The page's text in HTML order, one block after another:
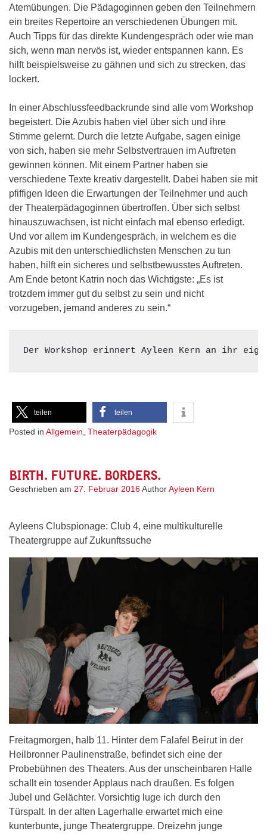
Atemübungen. Die Pädagoginnen geben den Teilnehmern
ein breites Repertoire an verschiedenen Übungen mit.
Auch Tipps für das direkte Kundengespräch oder wie man
sich, wenn man nervös ist, wieder entspannen kann. Es
hilft beispielsweise zu gähnen und sich zu strecken, das
lockert.
In einer Abschlussfeedbackrunde sind alle vom Workshop
begeistert. Die Azubis haben viel über sich und ihre
Stimme gelernt. Durch die letzte Aufgabe, sagen einige
von sich, haben sie mehr Selbstvertrauen im Auftreten
gewinnen können. Mit einem Partner haben sie
verschiedene Texte kreativ dargestellt. Dabei haben sie mit
pfiffigen Ideen die Erwartungen der Teilnehmer und auch
der Theaterpädagoginnen übertroffen. Über sich selbst
hinauszuwachsen, ist nicht einfach mal ebenso erledigt.
Und vor allem im Kundengespräch, in welchem es die
Azubis mit den unterschiedlichsten Menschen zu tun
haben, hilft ein sicheres und selbstbewusstes Auftreten.
Am Ende betont Katrin noch das Wichtigste: „Es ist
trotzdem immer gut du selbst zu sein und nicht
vorzugeben, jemand anderes zu sein.“
Der Workshop erinnert Ayleen Kern an ihr
teilen teilen
Posted in Allgemein, Theaterpädagogik
BIRTH. FUTURE. BORDERS.
Geschrieben am 27. Februar 2016AuthorAyleen Kern
Ayleens Clubspionage: Club 4, eine multikulturelle
Theatergruppe auf Zukunftssuche
Freitagmorgen, halb 11. Hinter dem Falafel Beirut in der
Heilbronner Paulinenstraße, befindet sich eine der
Probebühnen des Theaters. Aus der unscheinbaren Halle
schallt ein tosender Applaus nach draußen. Es folgen
Jubel und Gelächter. Vorsichtig luge ich durch den
Türspalt. In der alten Lagerhalle erwartet mich eine
kunterbunte, junge Theatergruppe. Dreizehn junge